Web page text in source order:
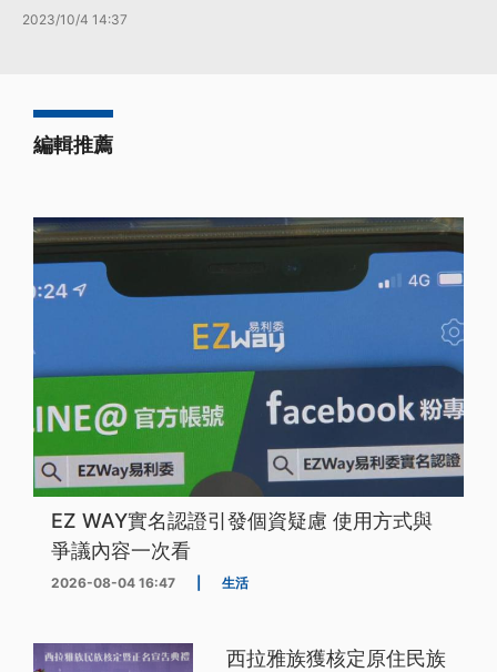
2023/10/4 14:37
編輯推薦
EZ WAY實名認證引發個資疑慮 使用方式與
爭議內容一次看
2026-08-04 16:47 生活
西拉雅族獲核定原住民族